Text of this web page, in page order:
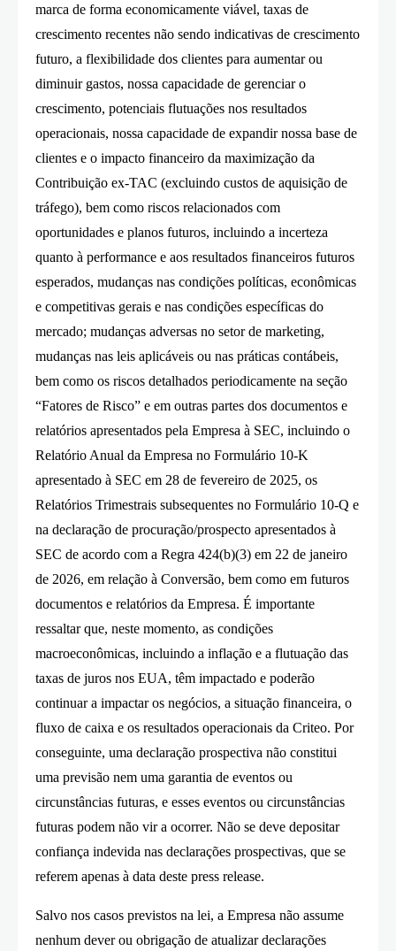
marca de forma economicamente viável, taxas de
crescimento recentes não sendo indicativas de crescimento
futuro, a flexibilidade dos clientes para aumentar ou
diminuir gastos, nossa capacidade de gerenciar o
crescimento, potenciais flutuações nos resultados
operacionais, nossa capacidade de expandir nossa base de
clientes e o impacto financeiro da maximização da
Contribuição ex-TAC (excluindo custos de aquisição de
tráfego), bem como riscos relacionados com
oportunidades e planos futuros, incluindo a incerteza
quanto à performance e aos resultados financeiros futuros
esperados, mudanças nas condições políticas, econômicas
e competitivas gerais e nas condições específicas do
mercado; mudanças adversas no setor de marketing,
mudanças nas leis aplicáveis ou nas práticas contábeis,
bem como os riscos detalhados periodicamente na seção
“Fatores de Risco” e em outras partes dos documentos e
relatórios apresentados pela Empresa à SEC, incluindo o
Relatório Anual da Empresa no Formulário 10-K
apresentado à SEC em 28 de fevereiro de 2025, os
Relatórios Trimestrais subsequentes no Formulário 10-Q e
na declaração de procuração/prospecto apresentados à
SEC de acordo com a Regra 424(b)(3) em 22 de janeiro
de 2026, em relação à Conversão, bem como em futuros
documentos e relatórios da Empresa. É importante
ressaltar que, neste momento, as condições
macroeconômicas, incluindo a inflação e a flutuação das
taxas de juros nos EUA, têm impactado e poderão
continuar a impactar os negócios, a situação financeira, o
fluxo de caixa e os resultados operacionais da Criteo. Por
conseguinte, uma declaração prospectiva não constitui
uma previsão nem uma garantia de eventos ou
circunstâncias futuras, e esses eventos ou circunstâncias
futuras podem não vir a ocorrer. Não se deve depositar
confiança indevida nas declarações prospectivas, que se
referem apenas à data deste press release.
Salvo nos casos previstos na lei, a Empresa não assume
nenhum dever ou obrigação de atualizar declarações